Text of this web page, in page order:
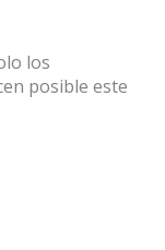
los
posible este